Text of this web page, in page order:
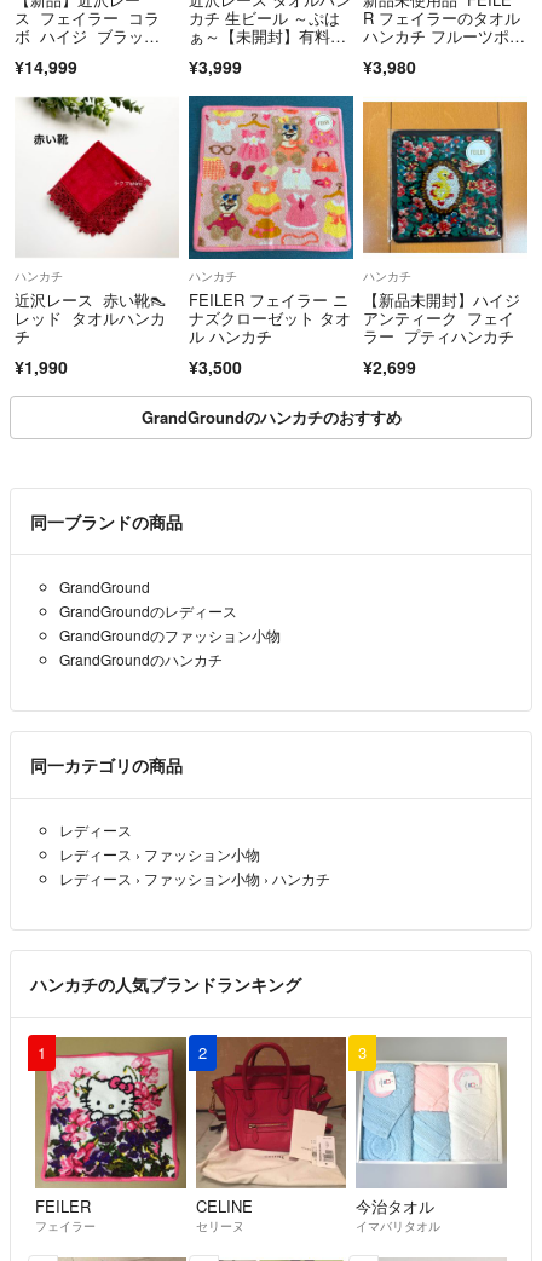
ス フェイラー コラ
ボ ハイジ ブラッ
ポーチ
¥14,999
カチ 生ビール ～ぷは
ぁ～【未開封】有料ラ
¥3,999
R フェイラーのタオル
ハンカチ フルーツポプ
♪
¥3,980
ハンカチ
近沢レース 赤い靴👠
レッド タオルハンカ
チ
¥1,990
ハンカチ
FEILER フェイラー ニ
ナズクローゼット タオ
ル ハンカチ
¥3,500
ハンカチ
【新品未開封】ハイジ
アンティーク フェイ
ラー プティハンカチ
¥2,699
GrandGroundのハンカチのおすすめ
同一ブランドの商品
GrandGround
GrandGroundのレディース
GrandGroundのファッション小物
GrandGroundのハンカチ
同一カテゴリの商品
レディース
レディース › ファッション小物
レディース › ファッション小物 › ハンカチ
ハンカチの人気ブランドランキング
1
FEILER
フェイラー
2
CELINE
セリーヌ
3
今治タオル
イマバリタオル